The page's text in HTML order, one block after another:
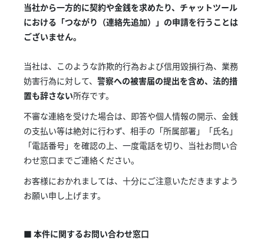
当社から一方的に契約や金銭を求めたり、チャットツール
における「つながり（連絡先追加）」の申請を行うことは
ございません。
当社は、このような詐欺的行為および信用毀損行為、業務
妨害行為に対して、 警察への被害届の提出を含め、法的措
置も辞さない所存です。
不審な連絡を受けた場合は、即答や個人情報の開示、金銭
の支払い等は絶対に行わず、相手の「所属部署」「氏名」
「電話番号」を確認の上、一度電話を切り、当社お問い合
わせ窓口までご連絡ください。
お客様におかれましては、十分にご注意いただきますよう
お願い申し上げます。
■ 本件に関するお問い合わせ窓口